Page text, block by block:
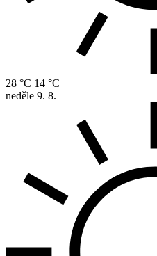
28 °C 14 °C
neděle 9. 8.